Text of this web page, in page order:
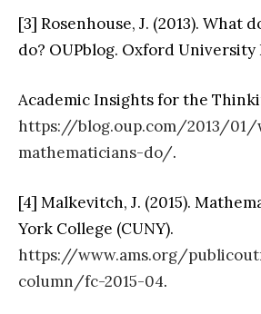
[3] Rosenhouse, J. (2013). What
do? OUPblog. Oxford University
Academic Insights for the
https://blog.oup.com/2013/
mathematicians-do/.
[4] Malkevitch, J. (2015).
York College (CUNY).
https://www.ams.org/
column/fc-2015-04.